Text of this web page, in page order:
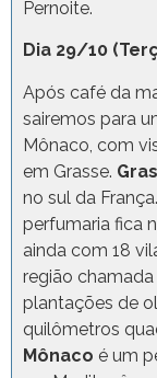
Pernoite.
Dia 29/10
Após café da
sairemos para
Mônaco, com
em Grasse.
no sul da
perfumaria fica
ainda com 18
região
plantações de
quilômetros
Mônaco é um